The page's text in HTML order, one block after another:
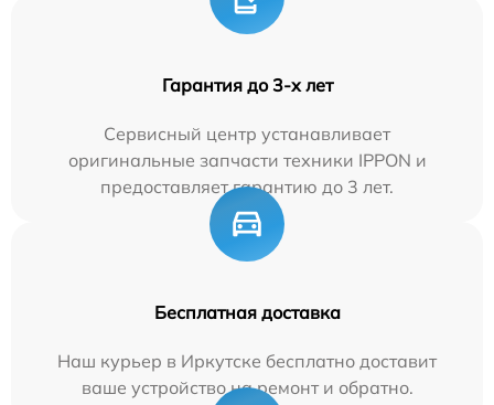
Гарантия до 3-х лет
Сервисный центр устанавливает
оригинальные запчасти техники IPPON и
предоставляет гарантию до 3 лет.
Бесплатная доставка
Наш курьер в Иркутске бесплатно доставит
ваше устройство на ремонт и обратно.